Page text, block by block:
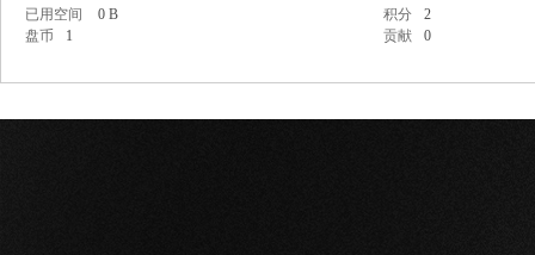
已用空间
0 B 积分
2
盘币
1 贡献 0